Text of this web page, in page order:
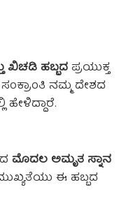
ಖಿಚಡಿ ಹಬ್ಬದಪ್ರಯುಕ್ತ
ನಮ್ಮ ದೇಶದ
ಮೊದಲ ಅಮೃತ ಸ್ನಾನ
ಈ ಹಬ್ಬದ